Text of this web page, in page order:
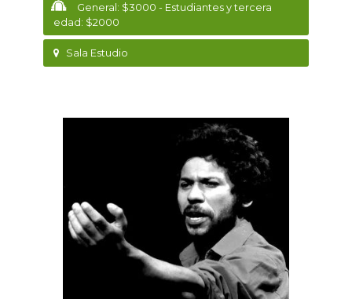
General: $3000 - Estudiantes y tercera
edad: $2000
Sala Estudio